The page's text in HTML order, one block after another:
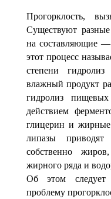
Прогорклость,
Существуют
на составляющие
этот процесс
степени
влажный продукт
гидролиз
действием
глицерин и
липазы
собственно
жирного ряда и
Об этом следует
проблему